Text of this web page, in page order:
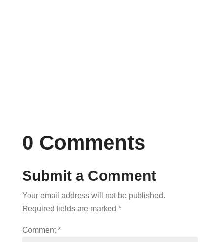
0 Comments
Submit a Comment
Your email address will not be published.
Required fields are marked *
Comment*